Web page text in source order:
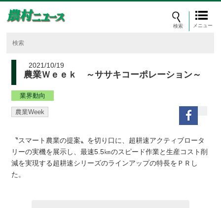
メニュー
2021/10/19
農業Ｗｅｅｋ ～ササキコーポレーション～
業界動向
農業Week
〝スマート農業の提案〟を切り口に、超耕速アクティブロータ
リーの実機を展示し、最速5.5㎞のスピード作業と生産コスト削
減を実現する超耕速シリーズのラインアップの特長をＰＲし
た。